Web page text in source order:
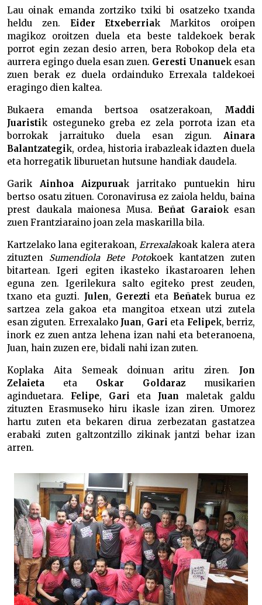
Lau oinak emanda zortziko txiki bi osatzeko txanda
heldu zen. Eider Etxeberriak Markitos oroipen
magikoz oroitzen duela eta beste taldekoek berak
porrot egin zezan desio arren, bera Robokop dela eta
aurrera egingo duela esan zuen. Geresti Unanuek esan
zuen berak ez duela ordainduko Errexala taldekoei
eragingo dien kaltea.
Bukaera emanda bertsoa osatzerakoan, Maddi
Juaristik osteguneko greba ez zela porrota izan eta
borrokak jarraituko duela esan zigun. Ainara
Balantzategik, ordea, historia irabazleak idazten duela
eta horregatik liburuetan hutsune handiak daudela.
Garik Ainhoa Aizpuruak jarritako puntuekin hiru
bertso osatu zituen. Coronavirusa ez zaiola heldu, baina
prest daukala maionesa Musa. Beñat Garaiok esan
zuen Frantziaraino joan zela maskarilla bila.
Kartzelako lana egiterakoan,Errexalakoak kalera atera
zituzten Sumendiola Bete Potokoek kantatzen zuten
bitartean. Igeri egiten ikasteko ikastaroaren lehen
eguna zen. Igerilekura salto egiteko prest zeuden,
txano eta guzti. Julen, Gerezti eta Beñatek burua ez
sartzea zela gakoa eta mangitoa etxean utzi zutela
esan ziguten. Errexalako Juan, Gari eta Felipek, berriz,
inork ez zuen antza lehena izan nahi eta beteranoena,
Juan, hain zuzen ere, bidali nahi izan zuten.
Koplaka Aita Semeak doinuan aritu ziren. Jon
Zelaieta eta Oskar Goldaraz musikarien
aginduetara. Felipe, Gari eta Juan maletak galdu
zituzten Erasmuseko hiru ikasle izan ziren. Umorez
hartu zuten eta bekaren dirua zerbezatan gastatzea
erabaki zuten galtzontzillo zikinak jantzi behar izan
arren.